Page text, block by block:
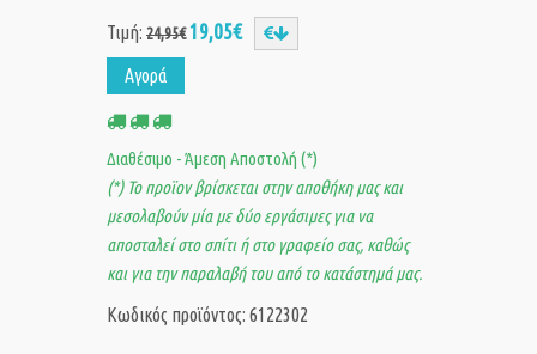
Τιμή: 24,95€19,05€
Αγορά
Διαθέσιμο - Άμεση Αποστολή (*)
(*) Το προϊον βρίσκεται στην αποθήκη μας και
μεσολαβούν μία με δύο εργάσιμες για να
αποσταλεί στο σπίτι ή στο γραφείο σας, καθώς
και για την παραλαβή του από το κατάστημά μας.
Κωδικός προϊόντος: 6122302